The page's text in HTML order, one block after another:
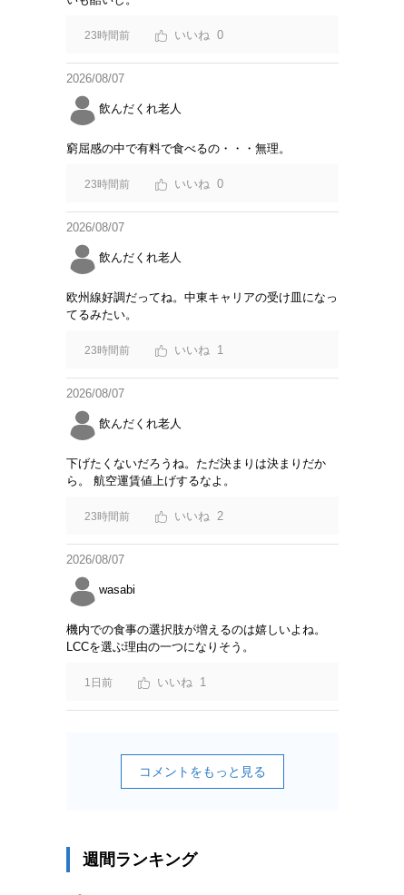
23時間前 0
2026/08/07
飲んだくれ老人
窮屈感の中で有料で食べるの・・・無理。
23時間前 0
2026/08/07
飲んだくれ老人
欧州線好調だってね。中東キャリアの受け皿になっ
てるみたい。
23時間前 1
2026/08/07
飲んだくれ老人
下げたくないだろうね。ただ決まりは決まりだか
ら。 航空運賃値上げするなよ。
23時間前 2
2026/08/07
wasabi
機内での食事の選択肢が増えるのは嬉しいよね。
LCCを選ぶ理由の一つになりそう。
1日前 1
コメントをもっと見る
週間ランキング